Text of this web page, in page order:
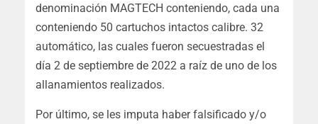
denominación MAGTECH conteniendo, cada una
conteniendo 50 cartuchos intactos calibre. 32
automático, las cuales fueron secuestradas el
día 2 de septiembre de 2022 a raíz de uno de los
allanamientos realizados.
Por último, se les imputa haber falsificado y/o